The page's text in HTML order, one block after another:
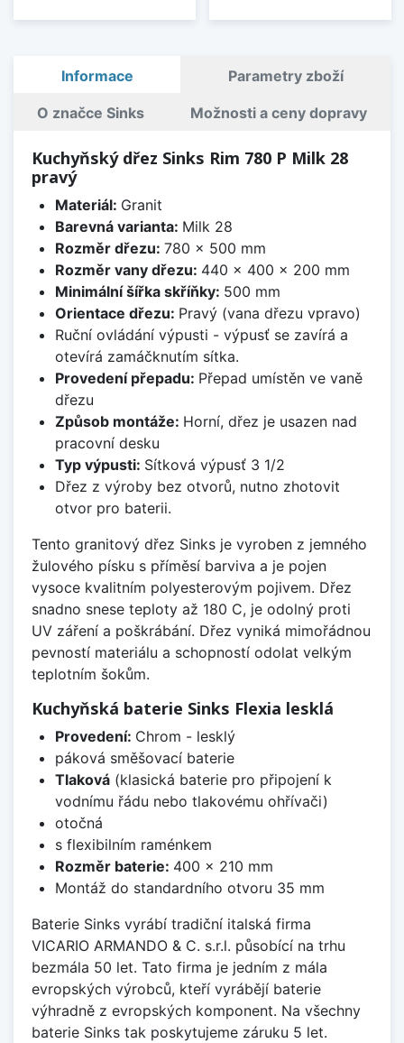
Informace Parametry zboží
O značce Sinks Možnosti a ceny dopravy
Kuchyňský dřez Sinks Rim 780 P Milk 28
pravý
Materiál: Granit
Barevná varianta: Milk 28
Rozměr dřezu: 780 x 500 mm
Rozměr vany dřezu: 440 x 400 x 200 mm
Minimální šířka skříňky: 500 mm
Orientace dřezu: Pravý (vana dřezu vpravo)
Ruční ovládání výpusti - výpusť se zavírá a
otevírá zamáčknutím sítka.
Provedení přepadu: Přepad umístěn ve vaně
dřezu
Způsob montáže: Horní, dřez je usazen nad
pracovní desku
Typ výpusti: Sítková výpusť 3 1/2
Dřez z výroby bez otvorů, nutno zhotovit
otvor pro baterii.
Tento granitový dřez Sinks je vyroben z jemného
žulového písku s příměsí barviva a je pojen
vysoce kvalitním polyesterovým pojivem. Dřez
snadno snese teploty až 180 C, je odolný proti
UV záření a poškrábání. Dřez vyniká mimořádnou
pevností materiálu a schopností odolat velkým
teplotním šokům.
Kuchyňská baterie Sinks Flexia lesklá
Provedení: Chrom - lesklý
páková směšovací baterie
Tlaková(klasická baterie pro připojení k
vodnímu řádu nebo tlakovému ohřívači)
otočná
s flexibilním raménkem
Rozměr baterie: 400 x 210 mm
Montáž do standardního otvoru 35 mm
Baterie Sinks vyrábí tradiční italská firma
VICARIO ARMANDO & C. s.r.l. působící na trhu
bezmála 50 let. Tato firma je jedním z mála
evropských výrobců, kteří vyrábějí baterie
výhradně z evropských komponent. Na všechny
baterie Sinks tak poskytujeme záruku 5 let.